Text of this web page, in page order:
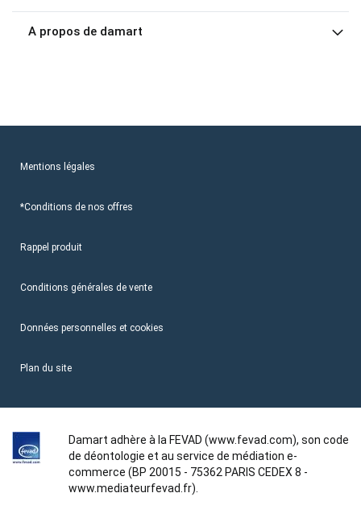
A propos de damart
Mentions légales
*Conditions de nos offres
Rappel produit
Conditions générales de vente
Données personnelles et cookies
Plan du site
Damart adhère à la FEVAD (www.fevad.com), son code
de déontologie et au service de médiation e-
commerce (BP 20015 - 75362 PARIS CEDEX 8 -
www.mediateurfevad.fr).